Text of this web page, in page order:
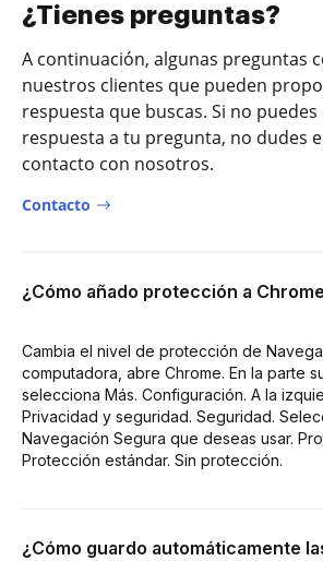
¿Tienes preguntas?
A continuación, algunas preguntas
nuestros clientes que pueden
respuesta que buscas. Si no
respuesta a tu pregunta, no dudes
contacto con nosotros.
Contacto
¿Cómo añado protección a
Cambia el nivel de protección de
computadora, abre Chrome. En la parte
selecciona Más. Configuración. A la
Privacidad y seguridad. Seguridad.
Navegación Segura que deseas usar.
Protección estándar. Sin protección.
¿Cómo guardo automáticamente